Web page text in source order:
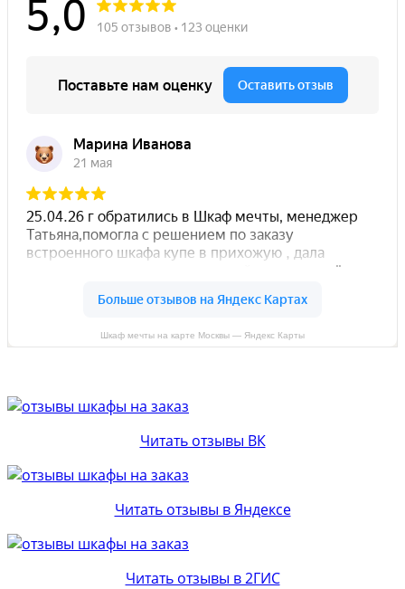
Шкаф мечты на карте Москвы — Яндекс Карты
Читать отзывы ВК
Читать отзывы в Яндексе
Читать отзывы в 2ГИС